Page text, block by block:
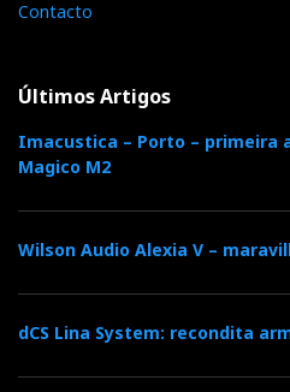
Contacto
Últimos Artigos
Imacustica – Porto – primeira
Magico M2
Wilson Audio Alexia V –
dCS Lina System: recondita